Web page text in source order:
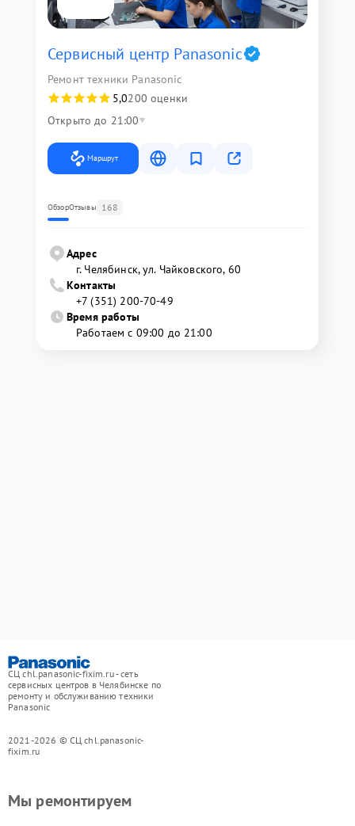
Сервисный центр Panasonic
Ремонт техники Panasonic
5,0200 оценки
Открыто до 21:00
Маршрут
ОбзорОтзывы 168
Адрес
г. Челябинск, ул. Чайковского, 60
Контакты
+7 (351) 200-70-49
Время работы
Работаем с 09:00 до 21:00
СЦ chl.panasonic-fixim.ru - сеть
сервисных центров в Челябинске по
ремонту и обслуживанию техники
Panasonic
2021-2026 © СЦ chl.panasonic-
fixim.ru
Мы ремонтируем